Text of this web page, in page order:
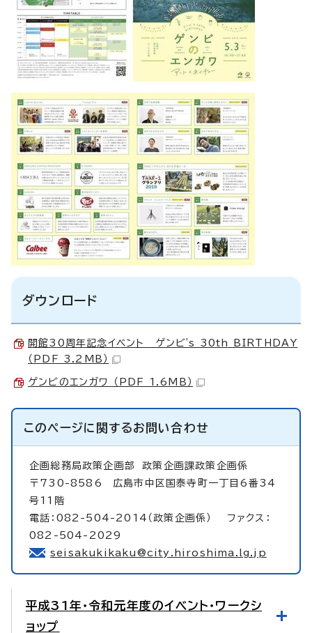
ダウンロード
開館30周年記念イベント ゲンビ's 30th BIRTHDAY
（PDF 3.2MB）
ゲンビのエンガワ （PDF 1.6MB）
このページに関するお問い合わせ
企画総務局政策企画部政策企画課政策企画係
〒730-8586 広島市中区国泰寺町一丁目6番34
号11階
電話：082-504-2014（政策企画係） ファクス：
082-504-2029
seisakukikaku@city.hiroshima.lg.jp
平成31年・令和元年度のイベント・ワークシ
ョップ